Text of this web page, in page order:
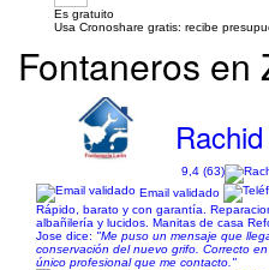
Es gratuito
Usa Cronoshare gratis: recibe
Fontaneros en
Rachid
9,4 (63)
Email validado
Rápido, barato y con garantía.
albañilería y lucidos. Manitas de casa
Jose dice: "Me puso un mensaje que
conservación del nuevo grifo. Correcto
único profesional que me contacto."